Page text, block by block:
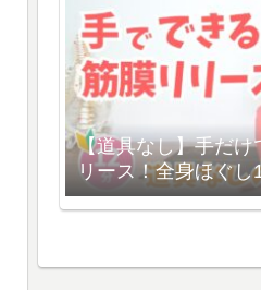
【道具なし】手だけ
リース！全身ほぐ